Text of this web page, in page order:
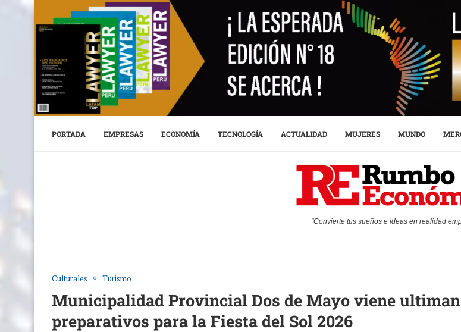
PORTADA EMPRESAS ECONOMÍA TECNOLOGÍA ACTUALIDAD MUJERES MUNDO
"Convierte tus sueños e ideas en realidad
Culturales Turismo
Municipalidad Provincial Dos de Mayo viene
preparativos para la Fiesta del Sol 2026